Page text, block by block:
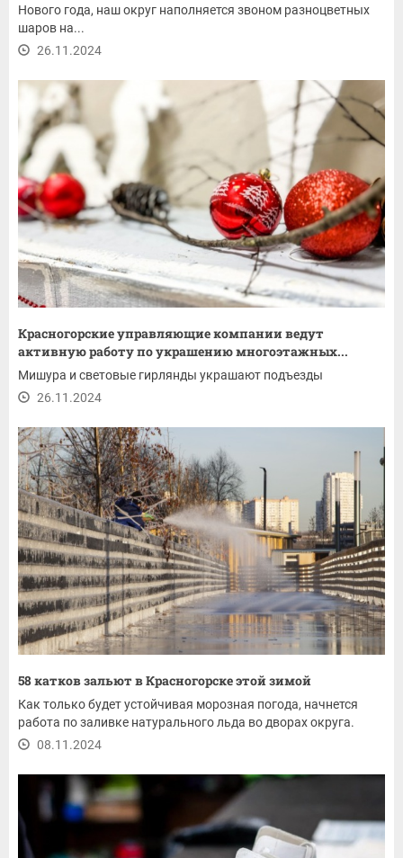
Нового года, наш округ наполняется звоном разноцветных
шаров на...
26.11.2024
Красногорские управляющие компании ведут
активную работу по украшению многоэтажных...
Мишура и световые гирлянды украшают подъезды
26.11.2024
58 катков зальют в Красногорске этой зимой
Как только будет устойчивая морозная погода, начнется
работа по заливке натурального льда во дворах округа.
08.11.2024